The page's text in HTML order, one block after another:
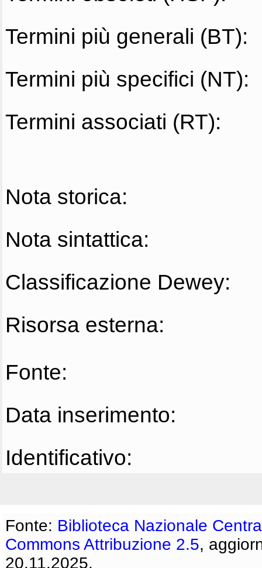
Termini più generali (BT):
Termini più specifici (NT):
Termini associati (RT):
Nota storica:
Nota sintattica:
Classificazione Dewey:
Risorsa esterna:
Fonte:
Data inserimento:
Identificativo:
Fonte: Biblioteca Nazionale
Commons Attribuzione 2.5,
20.11.2025.